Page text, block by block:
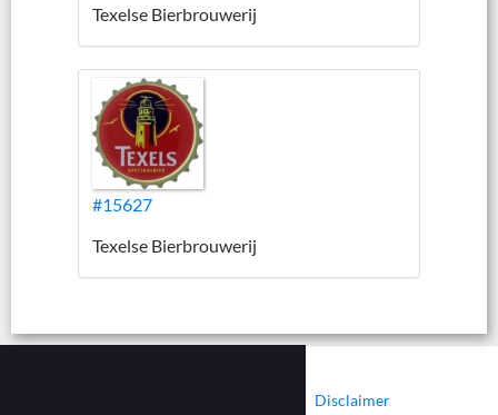
Texelse Bierbrouwerij
#15627
Texelse Bierbrouwerij
Disclaimer